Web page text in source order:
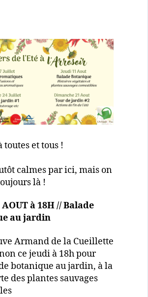
toutes et tous !
calmes par ici, mais on
là !
AOUT à 18H // Balade
au jardin
Armand de la Cueillette
ce jeudi à 18h pour
botanique au jardin, à la
des plantes sauvages